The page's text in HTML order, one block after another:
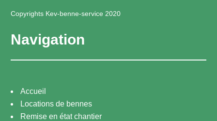
Copyrights Kev-benne-service 2020
Navigation
Accueil
Locations de bennes
Remise en état chantier